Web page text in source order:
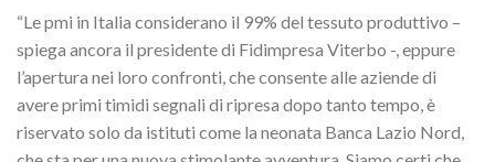
“Le pmi in Italia considerano il 99% del tessuto produttivo –
spiega ancora il presidente di Fidimpresa Viterbo -, eppure
l’apertura nei loro confronti, che consente alle aziende di
avere primi timidi segnali di ripresa dopo tanto tempo, è
riservato solo da istituti come la neonata Banca Lazio Nord,